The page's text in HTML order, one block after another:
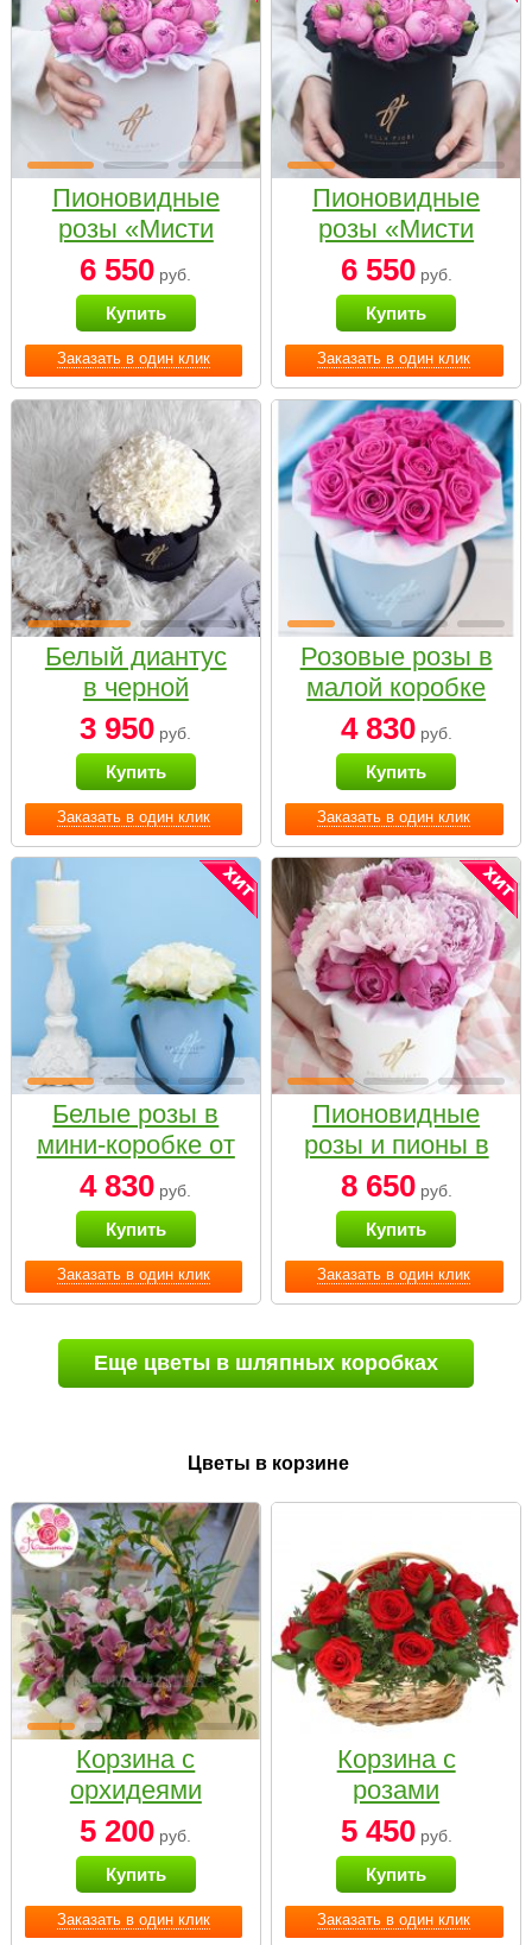
Заказать в один клик
Пионовидные
розы «Мисти
бабблс» в белой
коробке Small
6 550 руб.
Купить
Заказать в один клик
Пионовидные
розы «Мисти
бабблс» в
черной коробке
Small
6 550руб.
Купить
Заказать в один клик
Белый диантус
в черной
коробке Small
3 950 руб.
Купить
Заказать в один клик
Розовые розы в
малой коробке
4 830руб.
Купить
Заказать в один клик
Белые розы в
мини-коробке от
Bella Fiori
4 830 руб.
Купить
Заказать в один клик
Пионовидные
розы и пионы в
белой коробке
Small
8 650руб.
Купить
Еще цветы в шляпных коробках
Цветы в корзине
Заказать в один клик
Корзина с
орхидеями
малая
5 200 руб.
Купить
Заказать в один клик
Корзина с
розами
«Красный
Париж»
5 450руб.
Купить